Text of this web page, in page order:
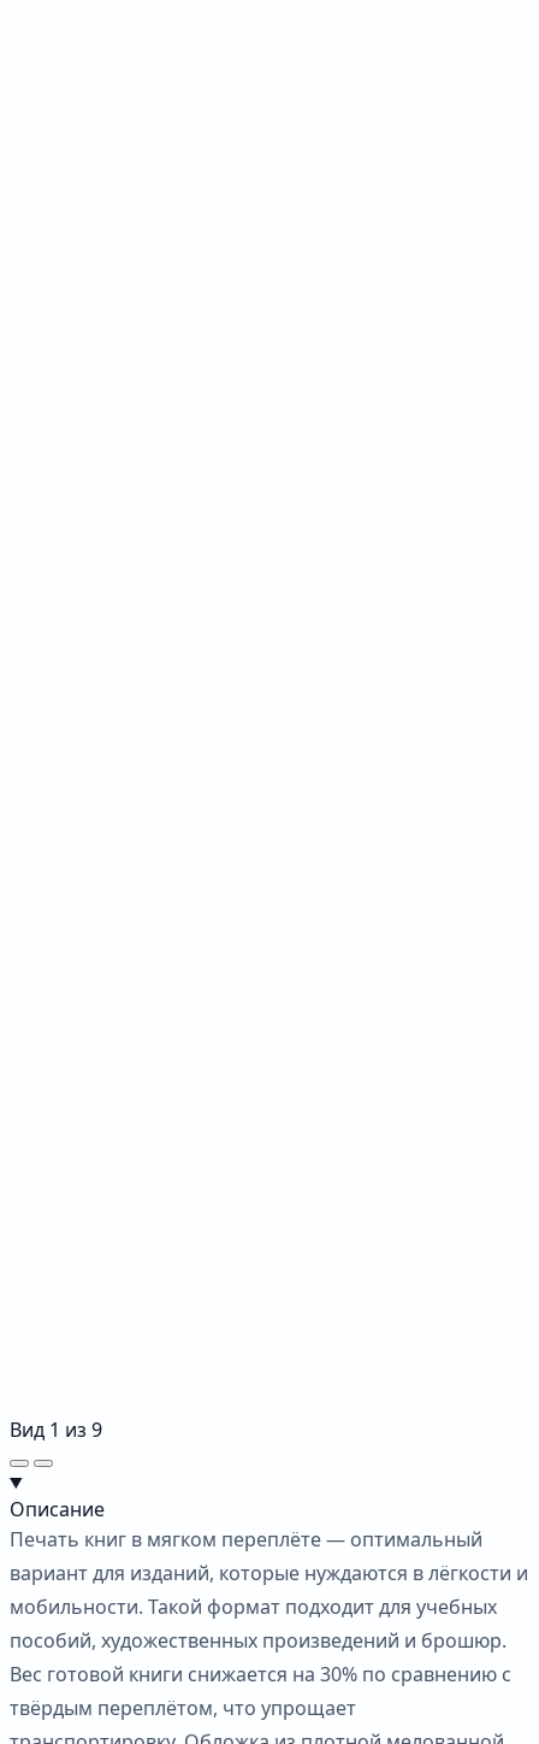
Вид 1 из 9
Описание
Печать книг в мягком переплёте — оптимальный
вариант для изданий, которые нуждаются в лёгкости и
мобильности. Такой формат подходит для учебных
пособий, художественных произведений и брошюр.
Вес готовой книги снижается на 30% по сравнению с
твёрдым переплётом, что упрощает